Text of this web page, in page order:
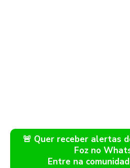
🚨 Quer receber alertas
Foz no
Entre na